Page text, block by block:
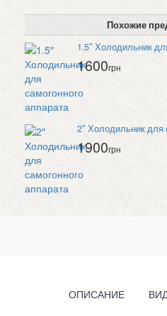
Похожие
1.5″ Холодильник
1600грн
2″ Холодильник для
1900грн
ОПИСАНИЕ